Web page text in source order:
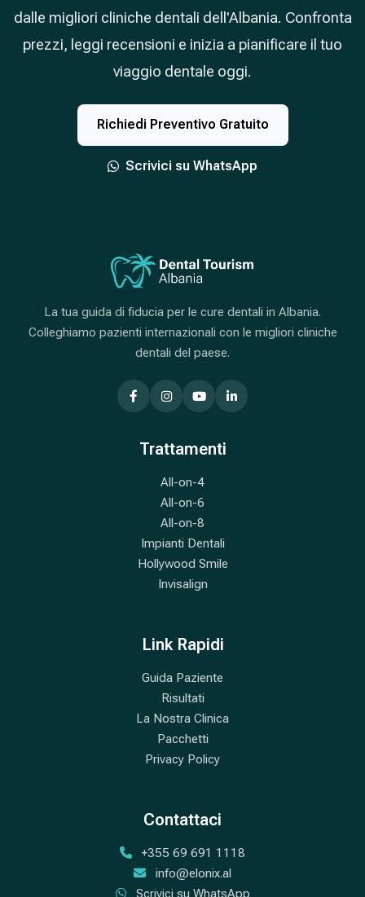
dalle migliori cliniche dentali dell'Albania. Confronta
prezzi, leggi recensioni e inizia a pianificare il tuo
viaggio dentale oggi.
Richiedi Preventivo Gratuito
Scrivici su WhatsApp
La tua guida di fiducia per le cure dentali in Albania.
Colleghiamo pazienti internazionali con le migliori cliniche
dentali del paese.
Trattamenti
All-on-4
All-on-6
All-on-8
Impianti Dentali
Hollywood Smile
Invisalign
Link Rapidi
Guida Paziente
Risultati
La Nostra Clinica
Pacchetti
Privacy Policy
Contattaci
+355 69 691 1118
info@elonix.al